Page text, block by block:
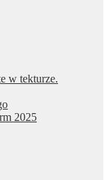
w tekturze.
2025